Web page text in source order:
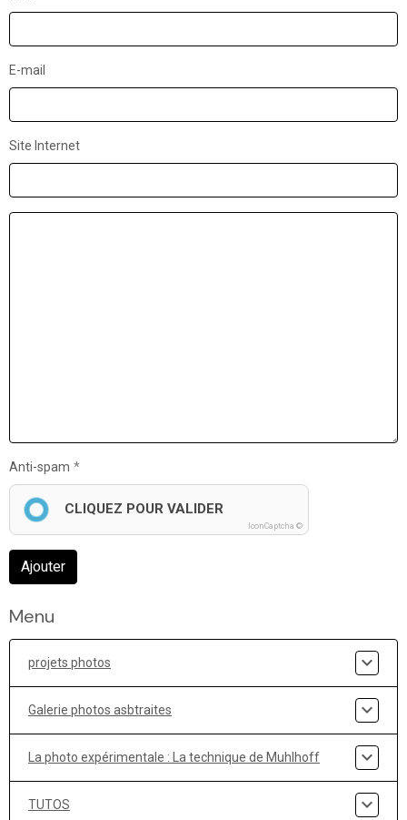
E-mail
Site Internet
Anti-spam
CLIQUEZ POUR VALIDER
IconCaptcha ©
Ajouter
Menu
projets photos
Galerie photos asbtraites
La photo expérimentale : La technique de Muhlhoff
TUTOS